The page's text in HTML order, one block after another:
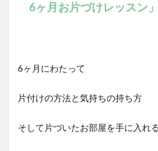
6ヶ月お片づけレッスン」
6ヶ月にわたって
片付けの方法と気持ちの持ち方
そして片づいたお部屋を手に入れ